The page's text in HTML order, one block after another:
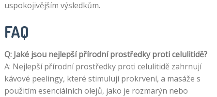
uspokojivějším výsledkům.
FAQ
Q: Jaké jsou nejlepší přírodní prostředky proti celulitidě?
A: Nejlepší přírodní prostředky proti celulitidě zahrnují
kávové peelingy, které stimulují prokrvení, a masáže s
použitím esenciálních olejů, jako je rozmarýn nebo